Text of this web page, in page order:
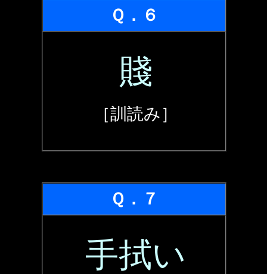
Ｑ．６
賤
［訓読み］
Ｑ．７
手拭い